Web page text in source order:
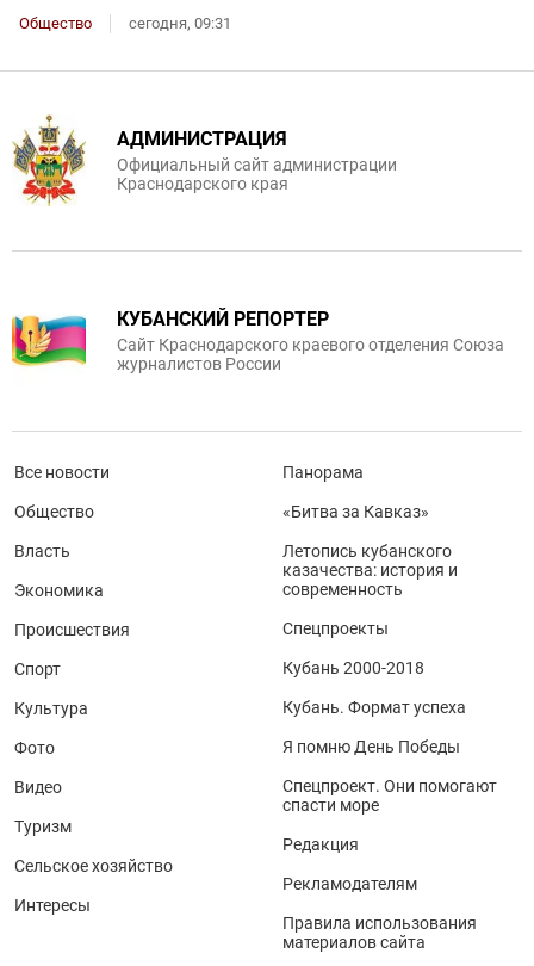
Общество сегодня, 09:31
АДМИНИСТРАЦИЯ
Официальный сайт администрации
Краснодарского края
КУБАНСКИЙ РЕПОРТЕР
Сайт Краснодарского краевого отделения Союза
журналистов России
Все новости
Общество
Власть
Экономика
Происшествия
Спорт
Культура
Фото
Видео
Туризм
Сельское хозяйство
Интересы
Панорама
«Битва за Кавказ»
Летопись кубанского
казачества: история и
современность
Спецпроекты
Кубань 2000-2018
Кубань. Формат успеха
Я помню День Победы
Спецпроект. Они помогают
спасти море
Редакция
Рекламодателям
Правила использования
материалов сайта